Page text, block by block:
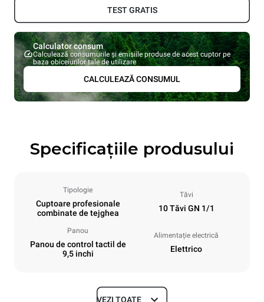
TEST GRATIS
Calculator consum
Calculează consumurile și emisiile produse de acest cuptor pe
baza obiceiurilor tale de utilizare
CALCULEAZĂ CONSUMUL
Specificațiile produsului
Tipologie
Cuptoare profesionale
combinate de tejghea
Tăvi
10 Tăvi GN 1/1
Panou
Panou de control tactil de
9,5 inchi
Alimentație electrică
Elettrico
VEZI TOATE